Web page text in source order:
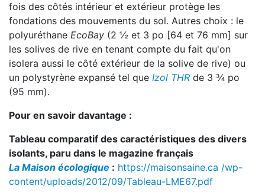
fois des côtés intérieur et extérieur protège les
fondations des mouvements du sol. Autres choix : le
polyuréthane EcoBay (2 ½ et 3 po [64 et 76 mm] sur
les solives de rive en tenant compte du fait qu'on
isolera aussi le côté extérieur de la solive de rive) ou
un polystyrène expansé tel que Izol THR de 3 ¾ po
(95 mm).
Pour en savoir davantage :
Tableau comparatif des caractéristiques des divers
isolants, paru dans le magazine français
La Maison écologique : https://maisonsaine.ca /wp-
content/uploads/2012/09/Tableau-LME67.pdf